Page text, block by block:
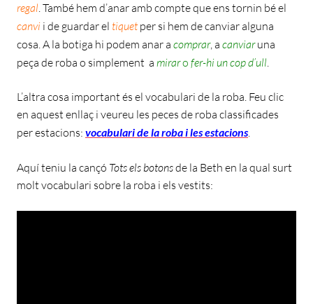
regal. També hem d’anar amb compte que ens tornin bé el
canvi i de guardar el tiquet per si hem de canviar alguna
cosa. A la botiga hi podem anar a comprar, a canviar una
peça de roba o simplement a miraro fer-hi un cop d’ull.
L’altra cosa important és el vocabulari de la roba. Feu clic
en aquest enllaç i veureu les peces de roba classificades
per estacions: vocabulari de la roba i les estacions.
Aquí teniu la cançó Tots els botonsde la Beth en la qual surt
molt vocabulari sobre la roba i els vestits: